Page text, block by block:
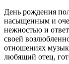
День рождения
насыщенным и
нежностью и
своей
отношениях
любящий отец,